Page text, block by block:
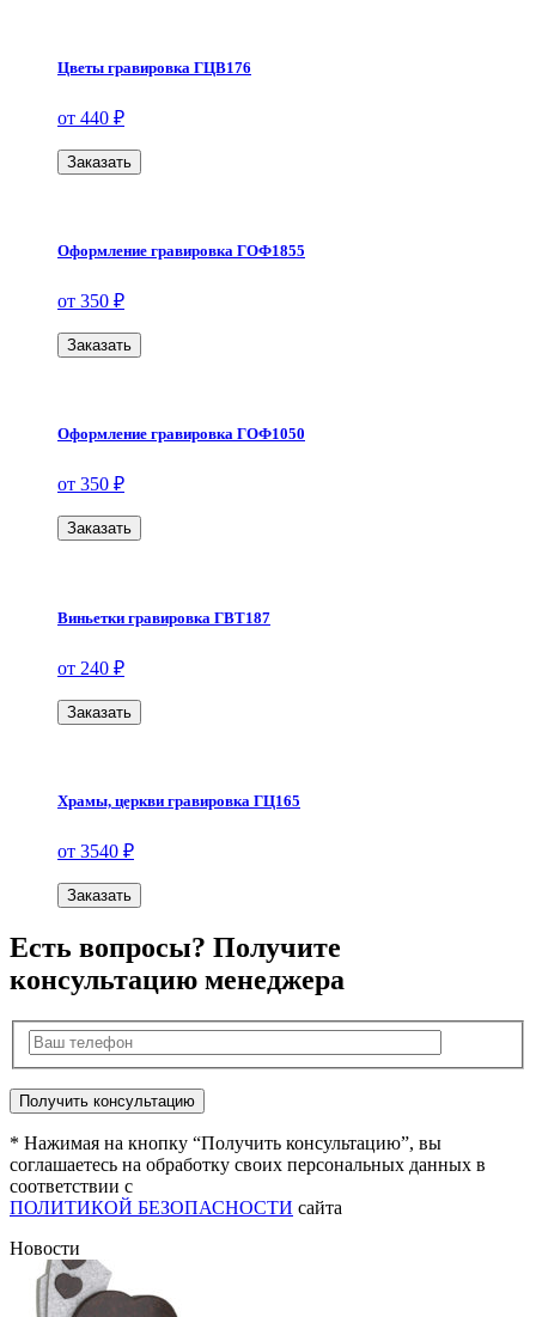
Цветы гравировка ГЦВ176
от 440 ₽
Заказать
Оформление гравировка ГОФ1855
от 350 ₽
Заказать
Оформление гравировка ГОФ1050
от 350 ₽
Заказать
Виньетки гравировка ГВТ187
от 240 ₽
Заказать
Храмы, церкви гравировка ГЦ165
от 3540 ₽
Заказать
Есть вопросы? Получите
консультацию менеджера
* Нажимая на кнопку “Получить консультацию”, вы
соглашаетесь на обработку своих персональных данных в
соответствии с
ПОЛИТИКОЙ БЕЗОПАСНОСТИ сайта
Новости